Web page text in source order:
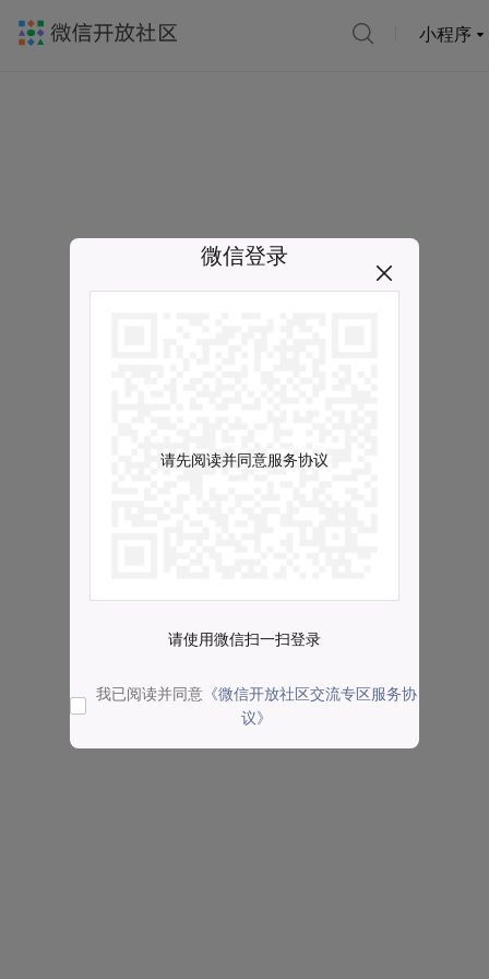
小程序
微信登录
请先阅读并同意服务协议
请使用微信扫一扫登录
我已阅读并同意 《微信开放社区交流专区服务协
议》